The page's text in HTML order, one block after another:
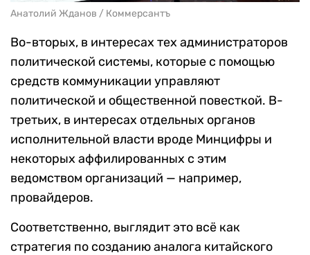
Анатолий Жданов / Коммерсантъ
Во-вторых, в интересах тех администраторов
политической системы, которые с помощью
средств коммуникации управляют
политической и общественной повесткой. В-
третьих, в интересах отдельных органов
исполнительной власти вроде Минцифры и
некоторых аффилированных с этим
ведомством организаций — например,
провайдеров.
Соответственно, выглядит это всё как
стратегия по созданию аналога китайского